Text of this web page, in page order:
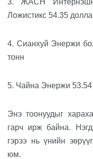
Ложистикс 54.35
4. Сианхуй Энержи
тонн
5. Чайна Энержи 53.54
Энэ тоонуудыг
гарч ирж байна.
гэрээ ньүнийн
юм.